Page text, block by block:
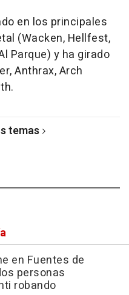
en los principales
(Wacken, Hellfest,
Parque) y ha girado
Anthrax, Arch
temas
en Fuentes de
personas
robando